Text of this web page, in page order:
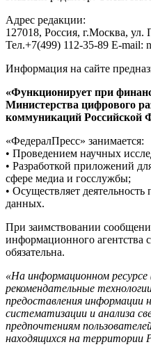
Адрес редакции:
127018, Россия, г.Москва, ул.
Тел.+7(499) 112-35-89 E-mail:
Информация на сайте
«Функционирует при
Министерства цифрового
коммуникаций Российской
«ФедералПресс» занимается:
• Проведением научных
• Разработкой приложений
сфере медиа и госслужбы;
• Осуществляет
данных.
При заимствовании
информационного агентства
обязательна.
«На информационном
рекомендательные
предоставления информации
систематизации и анализа
предпочтениям
находящихся на территории